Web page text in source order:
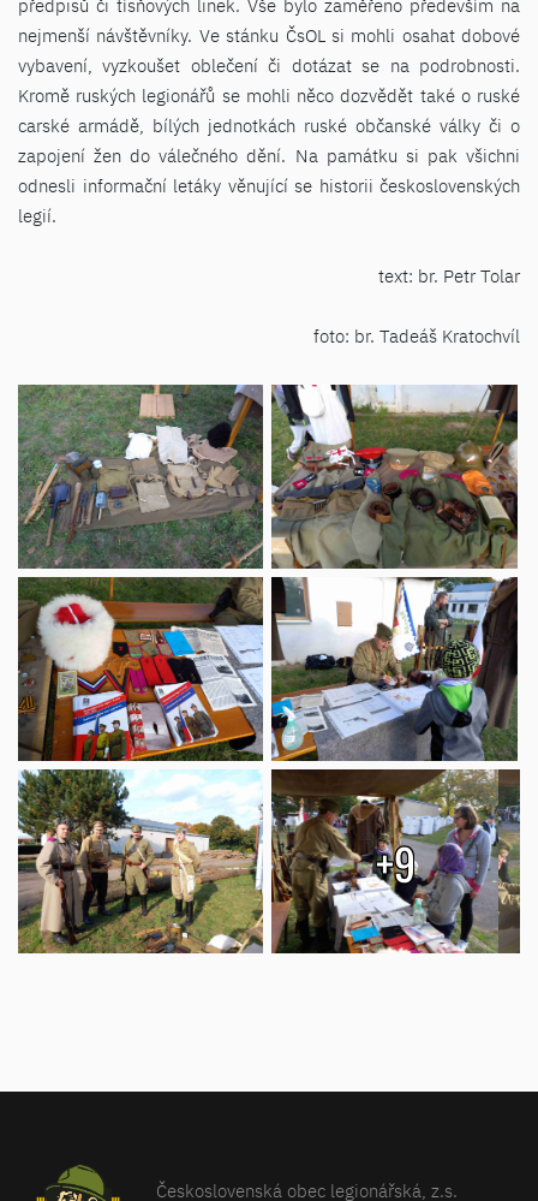
předpisů či tísňových linek. Vše bylo zaměřeno především na
nejmenší návštěvníky. Ve stánku ČsOL si mohli osahat dobové
vybavení, vyzkoušet oblečení či dotázat se na podrobnosti.
Kromě ruských legionářů se mohli něco dozvědět také o ruské
carské armádě, bílých jednotkách ruské občanské války či o
zapojení žen do válečného dění. Na památku si pak všichni
odnesli informační letáky věnující se historii československých
legií.
text: br. Petr Tolar
foto: br. Tadeáš Kratochvíl
+9
Československá obec legionářská, z.s.